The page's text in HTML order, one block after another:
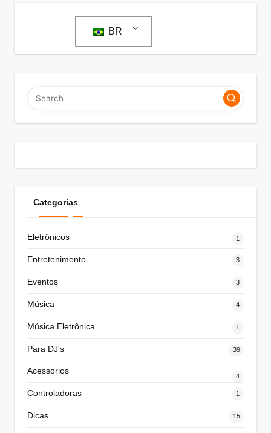
BR
Categorias
Eletrônicos 1
Entretenimento 3
Eventos 3
Música 4
Música Eletrônica 1
Para DJ's 39
Acessorios
4
Controladoras 1
Dicas 15